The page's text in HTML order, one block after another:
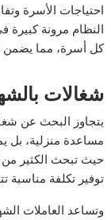
احتياجات الأسرة
النظام مرونة كبيرة
كل أسرة، مما يضمن
شغالات بالشهر 1500
مساعدة منزلية، بل
حيث تبحث الكثير من
توفير تكلفة مناسبة
وتساعد العاملات